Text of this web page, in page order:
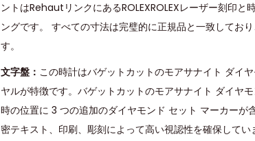
ントはRehautリンクにあるROLEXROLEXレーザー刻印
ングです。 すべての寸法は完璧的に正規品と一致してお
す。
文字盤： この時計はバゲットカットのモアサナイト ダイ
ヤルが特徴です。バゲットカットのモアサナイト ダイヤ
時の位置に 3 つの追加のダイヤモンド セット マーカー
密テキスト、印刷、彫刻によって高い視認性を確保して